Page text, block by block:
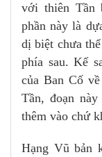
với thiên Tần
phần này là
dị biệt chưa
phía sau. Kế
của Ban Cố
Tần, đoạn
thêm vào chứ
Hạng Vũ bản